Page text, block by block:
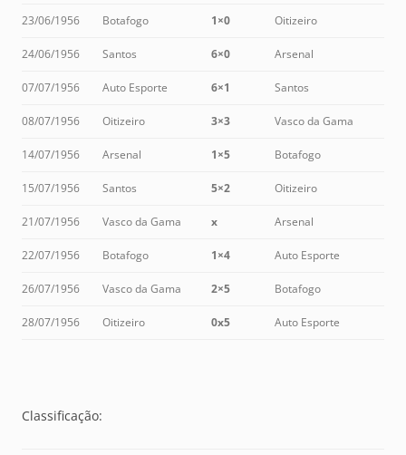
23/06/1956 Botafogo 1×0 Oitizeiro
24/06/1956 Santos 6×0 Arsenal
07/07/1956 Auto Esporte 6×1 Santos
08/07/1956 Oitizeiro 3×3 Vasco da Gama
14/07/1956 Arsenal 1×5 Botafogo
15/07/1956 Santos 5×2 Oitizeiro
21/07/1956 Vasco da Gama x Arsenal
22/07/1956 Botafogo 1×4 Auto Esporte
26/07/1956 Vasco da Gama 2×5 Botafogo
28/07/1956 Oitizeiro 0x5 Auto Esporte
Classificação: